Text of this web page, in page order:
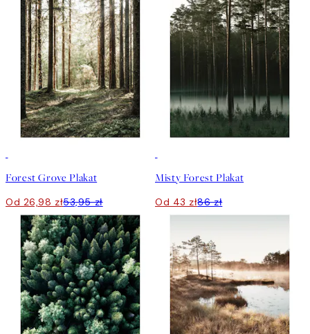
Forest Grove Plakat
Od 26,98 zł53,95 zł
Misty Forest Plakat
Od 43 zł86 zł